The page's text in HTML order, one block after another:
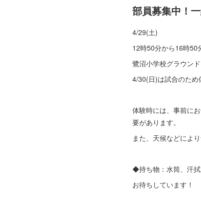
部員募集中！
4/29(土)
12時50分から16時50
鷺沼小学校グラウン
4/30(日)は試合のため
体験時には、事前に
要があります。
また、天候などによ
◆持ち物：水筒、汗拭
お待ちしています！